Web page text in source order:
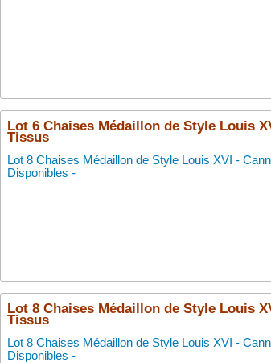
Lot 6 Chaises Médaillon de Style Louis
Tissus
Lot 8 Chaises Médaillon de Style Louis XVI -
Disponibles -
Lot 8 Chaises Médaillon de Style Louis
Tissus
Lot 8 Chaises Médaillon de Style Louis XVI -
Disponibles -